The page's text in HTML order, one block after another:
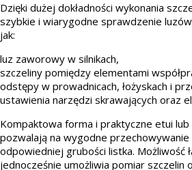
Dzięki dużej dokładności wykonania
szybkie i wiarygodne sprawdzenie
jak:
luz zaworowy w silnikach,
szczeliny pomiędzy elementami
odstępy w prowadnicach, łożyskach i
ustawienia narzędzi skrawających oraz
Kompaktowa forma i praktyczne etui
pozwalają na wygodne
odpowiedniej grubości listka. Możliwość
jednocześnie umożliwia pomiar szczelin